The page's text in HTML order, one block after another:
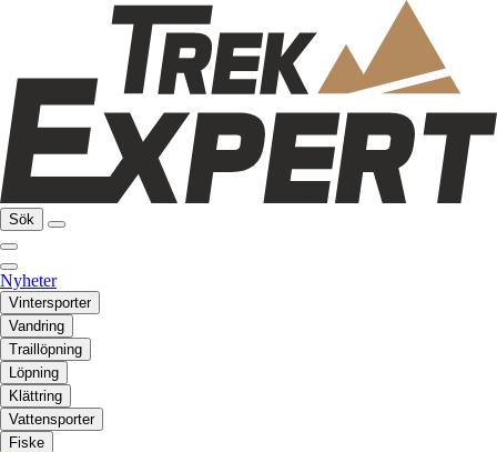
Sök
Nyheter
Vintersporter
Vandring
Traillöpning
Löpning
Klättring
Vattensporter
Fiske